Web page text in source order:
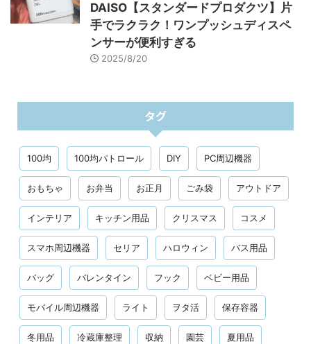
DAISO【スタンダードプロダクツ】片
手でラクラク！ワンプッシュディスペ
ンサーが便利すぎる
2025/8/20
タグ
100均 100均パトロール DIY PC周辺機器
おもちゃ お弁当 お正月 ごみ袋 アウトドア
インテリア キッチン用品 クリスマス コスメ
スマホ周辺機器 セリア ハロウィン バス用品
バッグ バレンタイン フック ベビー用品
モバイル周辺機器 ライト ヲタ活 保存容器
冬用品 冷蔵庫整理 収納 園芸 夏用品